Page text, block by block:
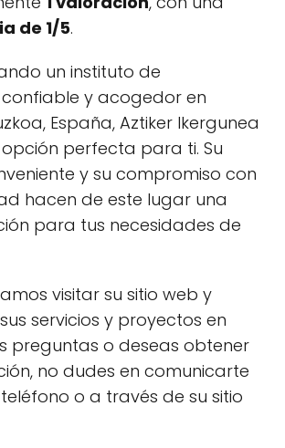
de 1/5.
un instituto de
y acogedor en
España, Aztiker Ikergunea
perfecta para ti. Su
y su compromiso con
hacen de este lugar una
para tus necesidades de
visitar su sitio web y
servicios y proyectos en
preguntas o deseas obtener
no dudes en comunicarte
o a través de su sitio